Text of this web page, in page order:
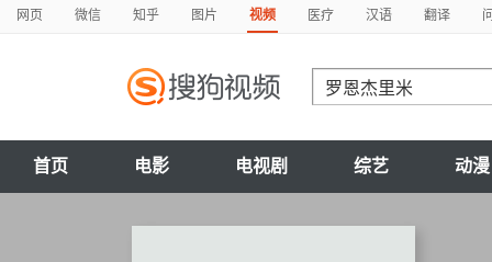
网页 微信 知乎 图片 视频 医疗 汉语 翻译
首页 电影 电视剧 综艺 动漫